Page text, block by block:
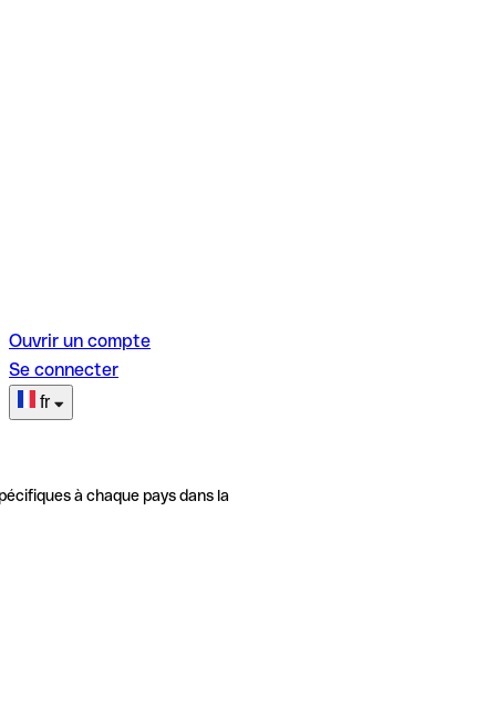
Ouvrir un compte
Se connecter
fr
à chaque pays dans la